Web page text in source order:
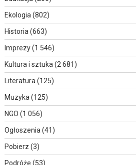
Ekologia (802)
Historia (663)
Imprezy(1 546)
Kultura i sztuka (2 681)
Literatura (125)
Muzyka (125)
NGO (1 056)
Ogłoszenia (41)
Pobierz (3)
Podróże (53)